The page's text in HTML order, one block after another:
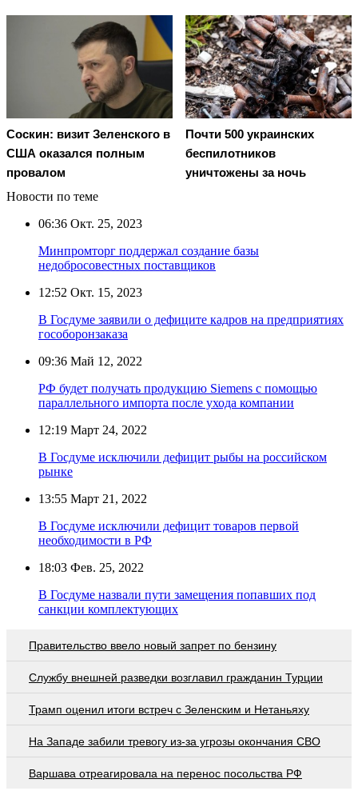
Соскин: визит Зеленского в
США оказался полным
провалом
Почти 500 украинских
беспилотников
уничтожены за ночь
Новости по теме
06:36 Окт. 25, 2023
Минпромторг поддержал создание базы
недобросовестных поставщиков
12:52 Окт. 15, 2023
В Госдуме заявили о дефиците кадров на предприятиях
гособоронзаказа
09:36 Май 12, 2022
РФ будет получать продукцию Siemens с помощью
параллельного импорта после ухода компании
12:19 Март 24, 2022
В Госдуме исключили дефицит рыбы на российском
рынке
13:55 Март 21, 2022
В Госдуме исключили дефицит товаров первой
необходимости в РФ
18:03 Фев. 25, 2022
В Госдуме назвали пути замещения попавших под
санкции комплектующих
Правительство ввело новый запрет по бензину
Службу внешней разведки возглавил гражданин Турции
Трамп оценил итоги встреч с Зеленским и Нетаньяху
На Западе забили тревогу из-за угрозы окончания СВО
Варшава отреагировала на перенос посольства РФ